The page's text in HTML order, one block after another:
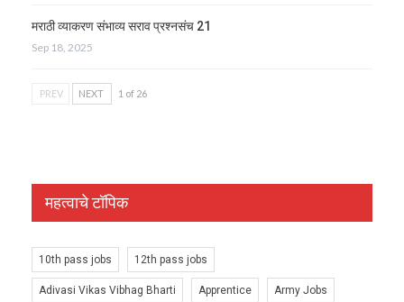
मराठी व्याकरण संभाव्य सराव प्रश्नसंच 21
Sep 18, 2025
PREV NEXT 1 of 26
महत्वाचे टॉपिक
10th pass jobs 12th pass jobs
Adivasi Vikas Vibhag Bharti Apprentice Army Jobs